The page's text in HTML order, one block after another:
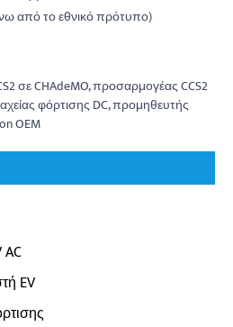
από το εθνικό πρότυπο)
σε CHAdeMO, προσαρμογέας CCS2
φόρτισης DC, προμηθευτής
OEM
EV